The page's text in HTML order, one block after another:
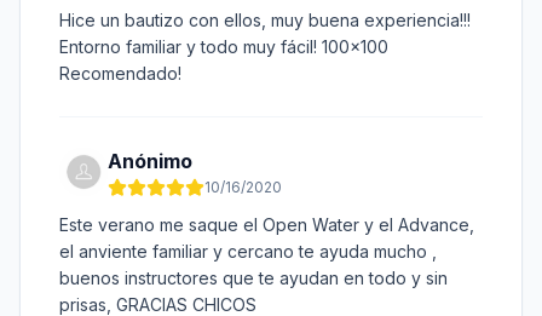
Hice un bautizo con ellos, muy buena experiencia!!!
Entorno familiar y todo muy fácil! 100x100
Recomendado!
Anónimo
10/16/2020
Este verano me saque el Open Water y el Advance,
el anviente familiar y cercano te ayuda mucho ,
buenos instructores que te ayudan en todo y sin
prisas, GRACIAS CHICOS